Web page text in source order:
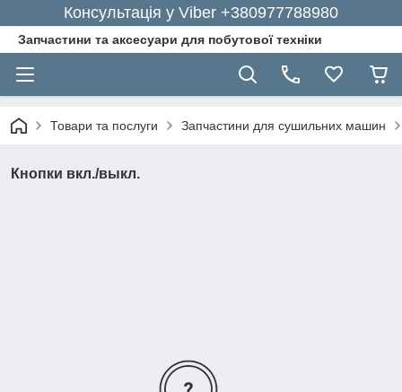
Консультація у Viber +380977788980
Запчастини та аксесуари для побутової техніки
Товари та послуги Запчастини для сушильних машин
Кнопки вкл./выкл.